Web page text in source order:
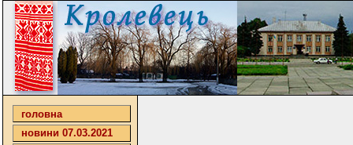
головна
новини 07.03.2021